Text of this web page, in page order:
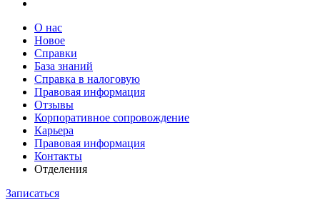
О нас
Новое
Справки
База знаний
Справка в налоговую
Правовая информация
Отзывы
Корпоративное сопровождение
Карьера
Правовая информация
Контакты
Отделения
Записаться